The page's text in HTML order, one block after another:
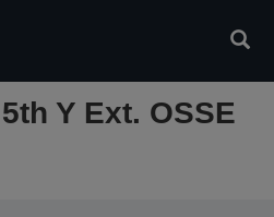
Y Ext. OSSE